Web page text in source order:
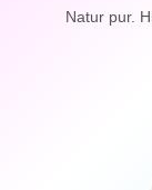
Natur pur.